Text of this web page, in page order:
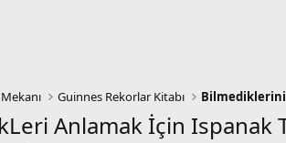
Guinnes Rekorlar Kitabı
Anlamak İçin Ispanak